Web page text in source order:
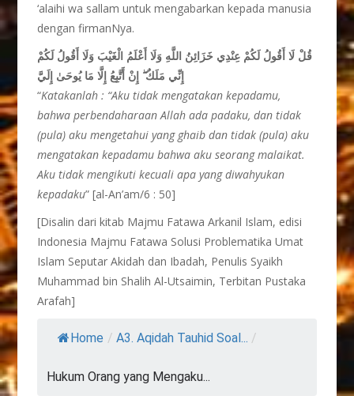
‘alaihi wa sallam untuk mengabarkan kepada manusia
dengan firmanNya.
قُلْ لَا أَقُولُ لَكُمْ عِنْدِي خَزَائِنُ اللَّهِ وَلَا أَعْلَمُ الْغَيْبَ وَلَا أَقُولُ لَكُمْ
إِنِّي مَلَكٌۖ إِنْ أَتَّبِعُ إِلَّا مَا يُوحَىٰ إِلَيَّ
“Katakanlah : “Aku tidak mengatakan kepadamu,
bahwa perbendaharaan Allah ada padaku, dan tidak
(pula) aku mengetahui yang ghaib dan tidak (pula) aku
mengatakan kepadamu bahwa aku seorang malaikat.
Aku tidak mengikuti kecuali apa yang diwahyukan
kepadaku” [al-An’am/6 : 50]
[Disalin dari kitab Majmu Fatawa Arkanil Islam, edisi
Indonesia Majmu Fatawa Solusi Problematika Umat
Islam Seputar Akidah dan Ibadah, Penulis Syaikh
Muhammad bin Shalih Al-Utsaimin, Terbitan Pustaka
Arafah]
Home / A3. Aqidah Tauhid Soal... /
Hukum Orang yang Mengaku...